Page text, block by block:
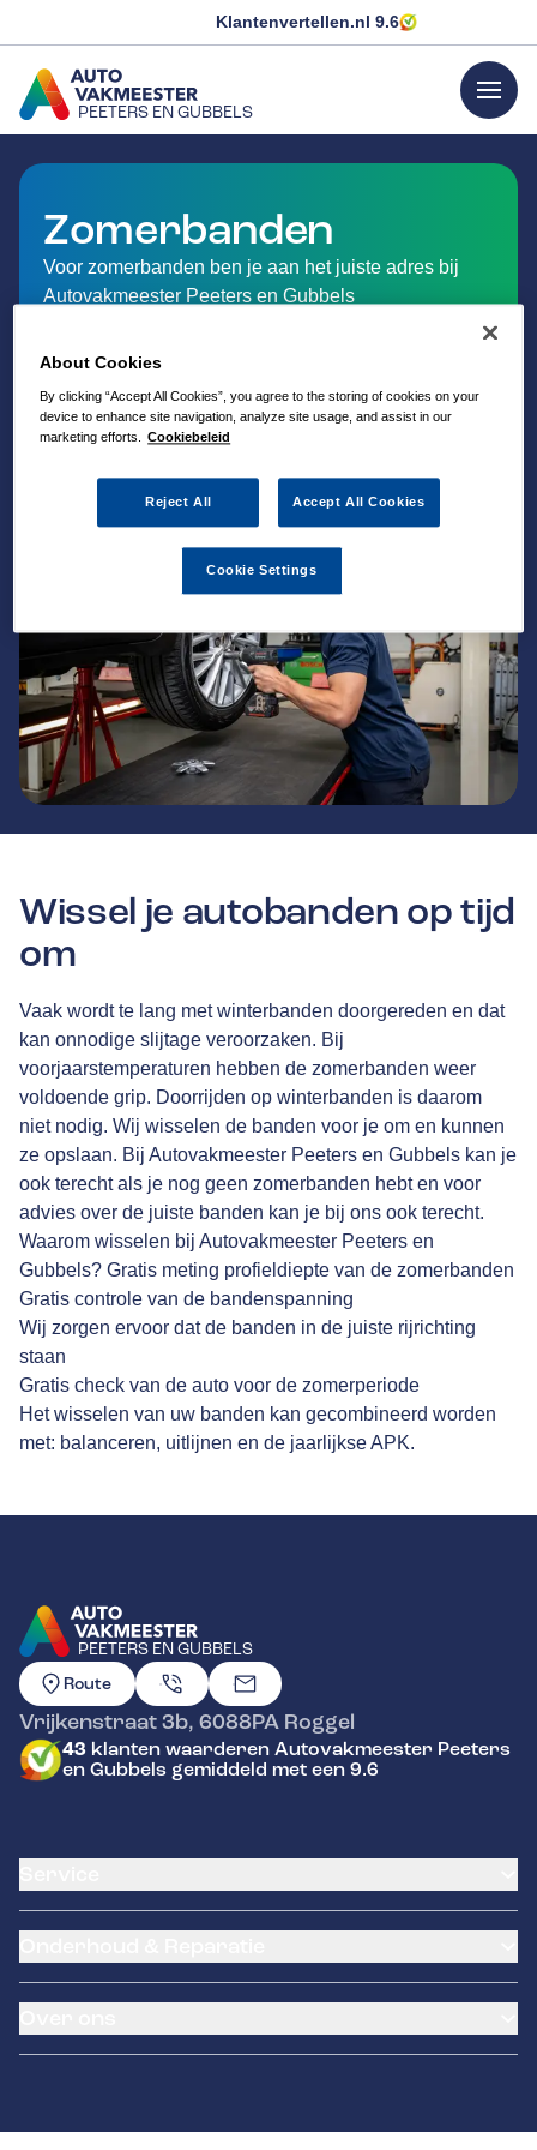
About Cookies
By clicking “Accept All Cookies”, you agree to the storing of cookies on your
device to enhance site navigation, analyze site usage, and assist in our
marketing efforts.
Cookiebeleid
Reject All Accept All Cookies
Cookie Settings
Klantenvertellen.nl 9.6
PEETERS EN GUBBELS
GA NAAR DE HOMEPAGINA
menu
Zomerbanden
Voor zomerbanden ben je aan het juiste adres bij
Autovakmeester Peeters en Gubbels
Wissel je autobanden op tijd
om
Vaak wordt te lang met winterbanden doorgereden en dat
kan onnodige slijtage veroorzaken. Bij
voorjaarstemperaturen hebben de zomerbanden weer
voldoende grip. Doorrijden op winterbanden is daarom
niet nodig. Wij wisselen de banden voor je om en kunnen
ze opslaan. Bij Autovakmeester Peeters en Gubbels kan je
ook terecht als je nog geen zomerbanden hebt en voor
advies over de juiste banden kan je bij ons ook terecht.
Waarom wisselen bij Autovakmeester Peeters en
Gubbels? Gratis meting profieldiepte van de zomerbanden
Gratis controle van de bandenspanning
Wij zorgen ervoor dat de banden in de juiste rijrichting
staan
Gratis check van de auto voor de zomerperiode
Het wisselen van uw banden kan gecombineerd worden
met: balanceren, uitlijnen en de jaarlijkse APK.
PEETERS EN GUBBELS
GA NAAR DE HOMEPAGINA
Route
Vrijkenstraat 3b, 6088PA Roggel
43 klanten waarderen Autovakmeester Peeters
en Gubbels gemiddeld met een 9.6
Banden service
Pechhulp
Schade en reparatie